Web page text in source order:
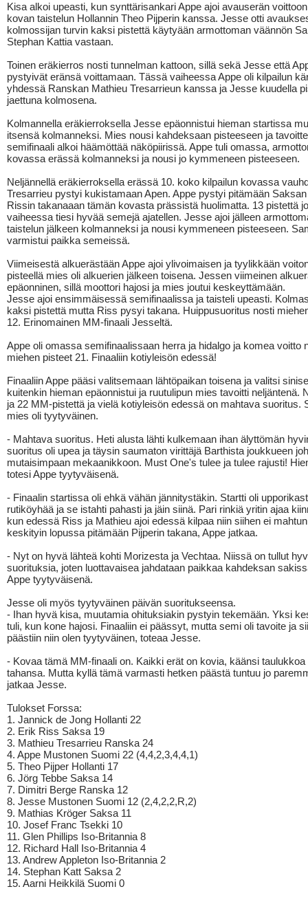
Kisa alkoi upeasti, kun synttärisankari Appe ajoi avauserän
kovan taistelun Hollannin Theo Pijperin kanssa. Jesse otti
kolmossijan turvin kaksi pistettä käytyään armottoman väännön
Stephan Kattia vastaan.
Toinen eräkierros nosti tunnelman kattoon, sillä sekä Jesse että
pystyivät eränsä voittamaan. Tässä vaiheessa Appe oli kilpailun
yhdessä Ranskan Mathieu Tresarrieun kanssa ja Jesse kuudella
jaettuna kolmosena.
Kolmannella eräkierroksella Jesse epäonnistui hieman startissa
itsensä kolmanneksi. Mies nousi kahdeksaan pisteeseen ja
semifinaali alkoi häämöttää näköpiirissä. Appe tuli omassa,
kovassa erässä kolmanneksi ja nousi jo kymmeneen pisteeseen.
Neljännellä eräkierroksella erässä 10. koko kilpailun kovassa
Tresarrieu pystyi kukistamaan Apen. Appe pystyi pitämään
Rissin takanaaan tämän kovasta prässistä huolimatta. 13 pistettä
vaiheessa tiesi hyvää semejä ajatellen. Jesse ajoi jälleen
taistelun jälkeen kolmanneksi ja nousi kymmeneen pisteeseen.
varmistui paikka semeissä.
Viimeisestä alkuerästään Appe ajoi ylivoimaisen ja tyylikkään
pisteellä mies oli alkuerien jälkeen toisena. Jessen viimeinen
epäonninen, sillä moottori hajosi ja mies joutui keskeyttämään.
Jesse ajoi ensimmäisessä semifinaalissa ja taisteli upeasti.
kaksi pistettä mutta Riss pysyi takana. Huippusuoritus nosti
12. Erinomainen MM-finaali Jesseltä.
Appe oli omassa semifinaalissaan herra ja hidalgo ja komea voitto
miehen pisteet 21. Finaaliin kotiyleisön edessä!
Finaaliin Appe pääsi valitsemaan lähtöpaikan toisena ja valitsi
kuitenkin hieman epäonnistui ja ruutulipun mies tavoitti neljäntenä.
ja 22 MM-pistettä ja vielä kotiyleisön edessä on mahtava suoritus.
mies oli tyytyväinen.
- Mahtava suoritus. Heti alusta lähti kulkemaan ihan älyttömän
suoritus oli upea ja täysin saumaton virittäjä Barthista joukkueen
mutaisimpaan mekaanikkoon. Must One's tulee ja tulee rajusti!
totesi Appe tyytyväisenä.
- Finaalin startissa oli ehkä vähän jännitystäkin. Startti oli
rutiköyhää ja se istahti pahasti ja jäin siinä. Pari rinkiä yritin ajaa
kun edessä Riss ja Mathieu ajoi edessä kilpaa niin siihen ei
keskityin lopussa pitämään Pijperin takana, Appe jatkaa.
- Nyt on hyvä lähteä kohti Morizesta ja Vechtaa. Niissä on tullut
suorituksia, joten luottavaisea jahdataan paikkaa kahdeksan
Appe tyytyväisenä.
Jesse oli myös tyytyväinen päivän suoritukseensa.
- Ihan hyvä kisa, muutamia ohituksiakin pystyin tekemään. Yksi
tuli, kun kone hajosi. Finaaliin ei päässyt, mutta semi oli tavoite ja
päästiin niin olen tyytyväinen, toteaa Jesse.
- Kovaa tämä MM-finaali on. Kaikki erät on kovia, käänsi taulukkoa
tahansa. Mutta kyllä tämä varmasti hetken päästä tuntuu jo
jatkaa Jesse.
Tulokset Forssa:
1. Jannick de Jong Hollanti 22
2. Erik Riss Saksa 19
3. Mathieu Tresarrieu Ranska 24
4. Appe Mustonen Suomi 22 (4,4,2,3,4,4,1)
5. Theo Pijper Hollanti 17
6. Jörg Tebbe Saksa 14
7. Dimitri Berge Ranska 12
8. Jesse Mustonen Suomi 12 (2,4,2,2,R,2)
9. Mathias Kröger Saksa 11
10. Josef Franc Tsekki 10
11. Glen Phillips Iso-Britannia 8
12. Richard Hall Iso-Britannia 4
13. Andrew Appleton Iso-Britannia 2
14. Stephan Katt Saksa 2
15. Aarni Heikkilä Suomi 0